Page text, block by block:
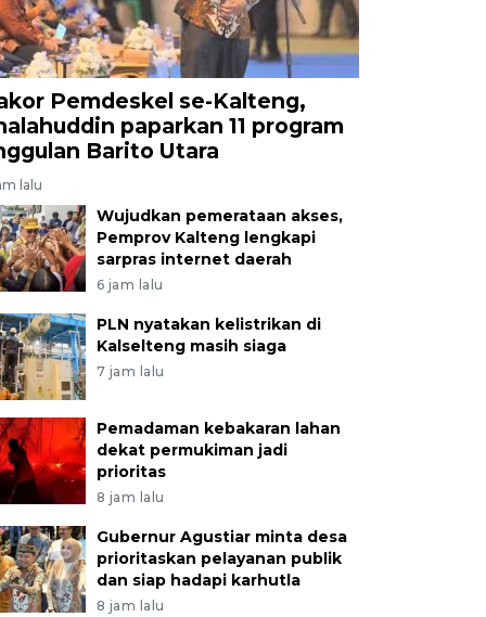
Pemdeskel se-Kalteng,
paparkan 11 program
Barito Utara
lalu
Wujudkan pemerataan akses,
Pemprov Kalteng lengkapi
sarpras internet daerah
6 jam lalu
PLN nyatakan kelistrikan di
Kalselteng masih siaga
7 jam lalu
Pemadaman kebakaran lahan
dekat permukiman jadi
prioritas
8 jam lalu
Gubernur Agustiar minta desa
prioritaskan pelayanan publik
dan siap hadapi karhutla
8 jam lalu